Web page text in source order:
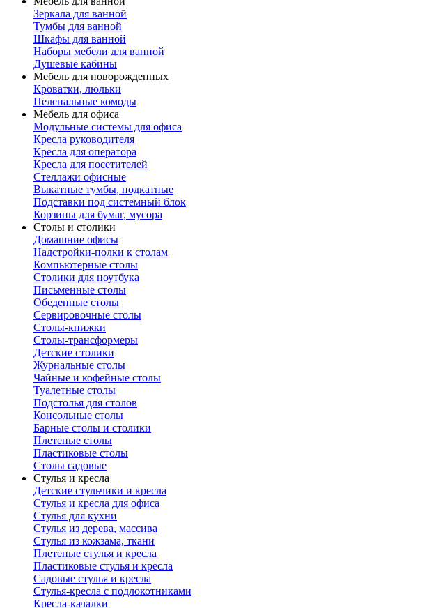
Зеркала для ванной
Тумбы для ванной
Шкафы для ванной
Наборы мебели для ванной
Душевые кабины
Мебель для новорожденных
Кроватки, люльки
Пеленальные комоды
Мебель для офиса
Модульные системы для офиса
Кресла руководителя
Кресла для оператора
Кресла для посетителей
Стеллажи офисные
Выкатные тумбы, подкатные
Подставки под системный блок
Корзины для бумаг, мусора
Столы и столики
Домашние офисы
Надстройки-полки к столам
Компьютерные столы
Столики для ноутбука
Письменные столы
Обеденные столы
Сервировочные столы
Столы-книжки
Столы-трансформеры
Детские столики
Журнальные столы
Чайные и кофейные столы
Туалетные столы
Подстолья для столов
Консольные столы
Барные столы и столики
Плетеные столы
Пластиковые столы
Столы садовые
Стулья и кресла
Детские стульчики и кресла
Стулья и кресла для офиса
Стулья для кухни
Стулья из дерева, массива
Стулья из кожзама, ткани
Плетеные стулья и кресла
Пластиковые стулья и кресла
Садовые стулья и кресла
Стулья-кресла с подлокотниками
Кресла-качалки